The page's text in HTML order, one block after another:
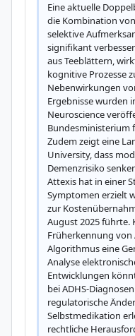
Eine aktuelle
die Kombination
selektive
signifikant
aus Teeblättern,
kognitive Prozesse
Nebenwirkungen
Ergebnisse wurden
Neuroscience
Bundesministerium
Zudem zeigt eine
University, dass
Demenzrisiko
Attexis hat in einer
Symptomen erzielt
zur
August 2025 führte.
Früherkennung von
Algorithmus eine
Analyse
Entwicklungen
bei ADHS-
regulatorische
Selbstmedikation
rechtliche